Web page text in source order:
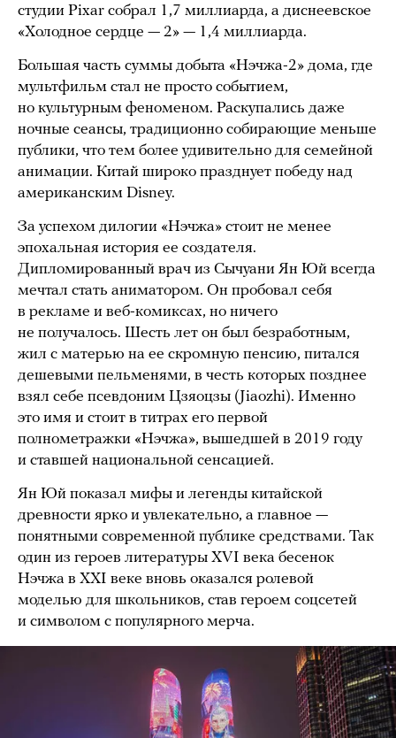
студии Pixar собрал 1,7 миллиарда, а диснеевское
«Холодное сердце — 2» — 1,4 миллиарда.
Большая часть суммы добыта «Нэчжа-2» дома, где
мультфильм стал не просто событием,
но культурным феноменом. Раскупались даже
ночные сеансы, традиционно собирающие меньше
публики, что тем более удивительно для семейной
анимации. Китай широко празднует победу над
американским Disney.
За успехом дилогии «Нэчжа» стоит не менее
эпохальная история ее создателя.
Дипломированный врач из Сычуани Ян Юй всегда
мечтал стать аниматором. Он пробовал себя
в рекламе и веб-комиксах, но ничего
не получалось. Шесть лет он был безработным,
жил с матерью на ее скромную пенсию, питался
дешевыми пельменями, в честь которых позднее
взял себе псевдоним Цзяоцзы (Jiaozhi). Именно
это имя и стоит в титрах его первой
полнометражки «Нэчжа», вышедшей в 2019 году
и ставшей национальной сенсацией.
Ян Юй показал мифы и легенды китайской
древности ярко и увлекательно, а главное —
понятными современной публике средствами. Так
один из героев литературы XVI века бесенок
Нэчжа в XXI веке вновь оказался ролевой
моделью для школьников, став героем соцсетей
и символом с популярного мерча.